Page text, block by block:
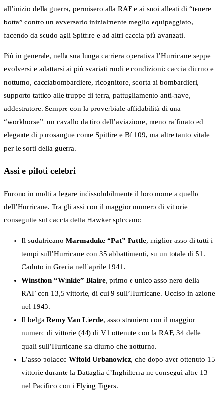
all’inizio della guerra, permisero alla RAF e ai suoi alleati di “tenere
botta” contro un avversario inizialmente meglio equipaggiato,
facendo da scudo agli Spitfire e ad altri caccia più avanzati.
Più in generale, nella sua lunga carriera operativa l’Hurricane seppe
evolversi e adattarsi ai più svariati ruoli e condizioni: caccia diurno e
notturno, cacciabombardiere, ricognitore, scorta ai bombardieri,
supporto tattico alle truppe di terra, pattugliamento anti-nave,
addestratore. Sempre con la proverbiale affidabilità di una
“workhorse”, un cavallo da tiro dell’aviazione, meno raffinato ed
elegante di purosangue come Spitfire e Bf 109, ma altrettanto vitale
per le sorti della guerra.
Assi e piloti celebri
Furono in molti a legare indissolubilmente il loro nome a quello
dell’Hurricane. Tra gli assi con il maggior numero di vittorie
conseguite sul caccia della Hawker spiccano:
Il sudafricano Marmaduke “Pat” Pattle, miglior asso di tutti i
tempi sull’Hurricane con 35 abbattimenti, su un totale di 51.
Caduto in Grecia nell’aprile 1941.
Winsthon “Winkie” Blaire, primo e unico asso nero della
RAF con 13,5 vittorie, di cui 9 sull’Hurricane. Ucciso in azione
nel 1943.
Il belga Remy Van Lierde, asso straniero con il maggior
numero di vittorie (44) di V1 ottenute con la RAF, 34 delle
quali sull’Hurricane sia diurno che notturno.
L’asso polacco Witold Urbanowicz, che dopo aver ottenuto 15
vittorie durante la Battaglia d’Inghilterra ne conseguì altre 13
nel Pacifico con i Flying Tigers.